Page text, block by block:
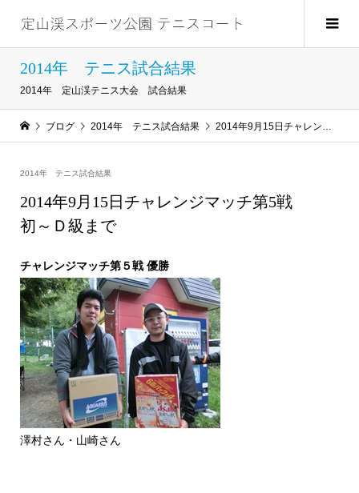
2014年 テニス試合結果
2014年 定山渓テニス大会 試合結果
ブログ 2014年 テニス試合結果 2014年9月15日チャレンジマッチ第5戦 初～Ｄ級まで
2014年 テニス試合結果
2014年9月15日チャレンジマッチ第5戦
初～Ｄ級まで
チャレンジマッチ第５戦 優勝
澤村さん・山崎さん